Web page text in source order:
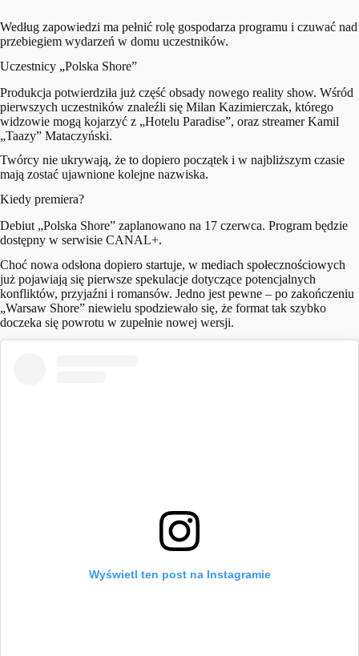
Według zapowiedzi ma pełnić rolę gospodarza programu i czuwać nad
przebiegiem wydarzeń w domu uczestników.
Uczestnicy „Polska Shore”
Produkcja potwierdziła już część obsady nowego reality show. Wśród
pierwszych uczestników znaleźli się Milan Kazimierczak, którego
widzowie mogą kojarzyć z „Hotelu Paradise”, oraz streamer Kamil
„Taazy” Mataczyński.
Twórcy nie ukrywają, że to dopiero początek i w najbliższym czasie
mają zostać ujawnione kolejne nazwiska.
Kiedy premiera?
Debiut „Polska Shore” zaplanowano na 17 czerwca. Program będzie
dostępny w serwisie CANAL+.
Choć nowa odsłona dopiero startuje, w mediach społecznościowych
już pojawiają się pierwsze spekulacje dotyczące potencjalnych
konfliktów, przyjaźni i romansów. Jedno jest pewne – po zakończeniu
„Warsaw Shore” niewielu spodziewało się, że format tak szybko
doczeka się powrotu w zupełnie nowej wersji.
Wyświetl ten post na Instagramie